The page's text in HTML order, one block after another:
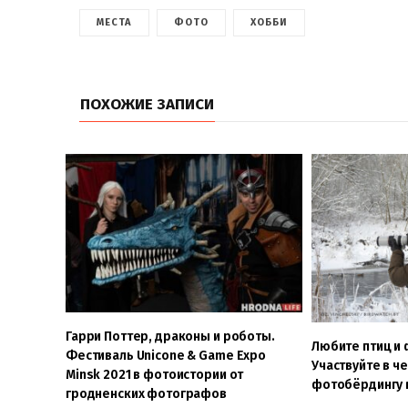
МЕСТА ФОТО ХОББИ
ПОХОЖИЕ ЗАПИСИ
Гарри Поттер, драконы и роботы.
Фестиваль Unicone & Game Expo
Minsk 2021 в фотоистории от
гродненских фотографов
Любите птиц и
Участвуйте в
фотобёрдингу